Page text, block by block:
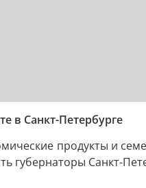
в Санкт-Петербурге
продукты и
губернаторы Санкт-